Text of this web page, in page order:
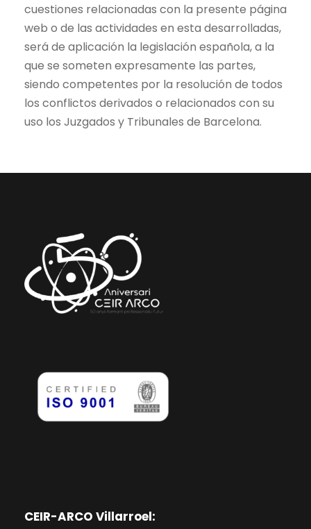
cuestiones relacionadas con la presente página
web o de las actividades en esta desarrolladas,
será de aplicación la legislación española, a la
que se someten expresamente las partes,
siendo competentes por la resolución de todos
los conflictos derivados o relacionados con su
uso los Juzgados y Tribunales de Barcelona.
CEIR-ARCO Villarroel: